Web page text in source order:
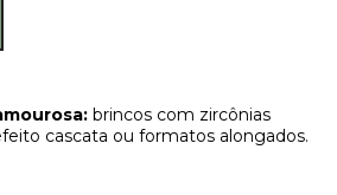
brincos com zircônias
cascata ou formatos alongados.